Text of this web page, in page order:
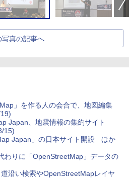
写真の記事へ
」を作る人の会合で、地図編集
Japan、地震情報の集約サイト
15)
Japan」の日本サイト開設 ほか
わりに「OpenStreetMap」データの
沿い検索やOpenStreetMapレイヤ